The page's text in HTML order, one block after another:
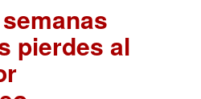
pierdes al